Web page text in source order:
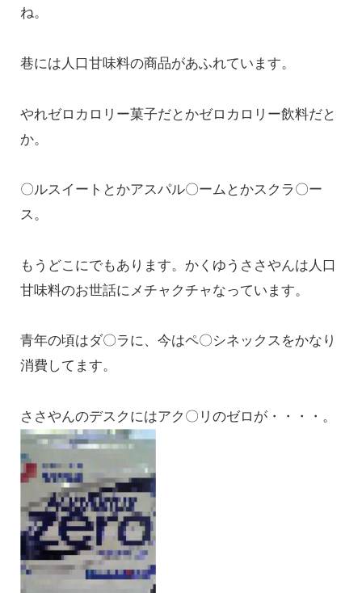
ね。
巷には人口甘味料の商品があふれています。
やれゼロカロリー菓子だとかゼロカロリー飲料だと
か。
〇ルスイートとかアスパル〇ームとかスクラ〇ー
ス。
もうどこにでもあります。かくゆうささやんは人口
甘味料のお世話にメチャクチャなっています。
青年の頃はダ〇ラに、今はペ〇シネックスをかなり
消費してます。
ささやんのデスクにはアク〇リのゼロが・・・・。